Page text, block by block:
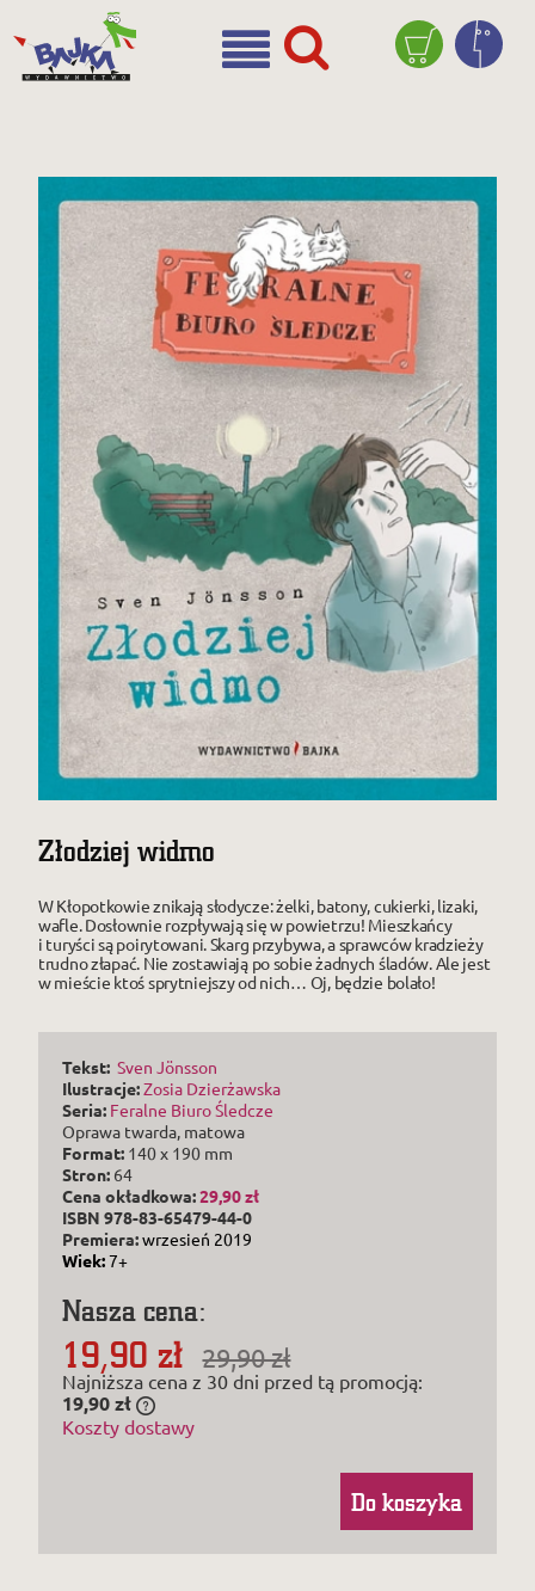
Złodziej widmo
W Kłopotkowie znikają słodycze: żelki, batony, cukierki, lizaki,
wafle. Dosłownie rozpływają się w powietrzu! Mieszkańcy
i turyści są poirytowani. Skarg przybywa, a sprawców kradzieży
trudno złapać. Nie zostawiają po sobie żadnych śladów. Ale jest
w mieście ktoś sprytniejszy od nich… Oj, będzie bolało!
Tekst: Sven Jönsson
Ilustracje:Zosia Dzierżawska
Seria: Feralne Biuro Śledcze
Oprawa twarda, matowa
Format: 140 x 190 mm
Stron: 64
Cena okładkowa:29,90 zł
ISBN 978-83-65479-44-0
Premiera:wrzesień 2019
Wiek:7+
Nasza cena:
19,90 zł 29,90 zł
Najniższa cena z 30 dni przed tą promocją:
19,90 zł
30 dni, wyświetlana jest najniższa cena od
Koszty dostawy
Do koszyka